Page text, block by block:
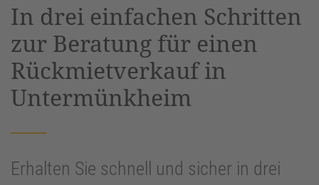
Management Platform&eRecht24
In drei einfachen Schritten
zur Beratung für einen
Rückmietverkauf in
Untermünkheim
Erhalten Sie schnell und sicher in drei